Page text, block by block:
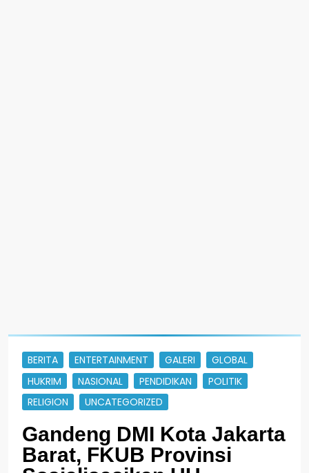
BERITA ENTERTAINMENT GALERI
GLOBAL
HUKRIM
NASIONAL PENDIDIKAN
POLITIK
RELIGION
UNCATEGORIZED
Gandeng DMI Kota Jakarta
Barat, FKUB Provinsi